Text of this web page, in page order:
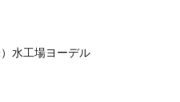
水工場ヨーデル